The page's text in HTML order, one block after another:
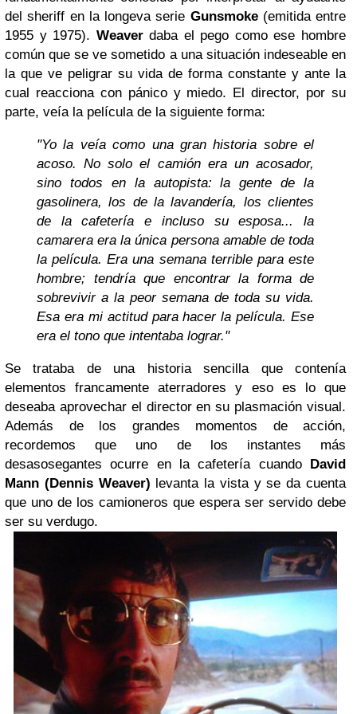
del sheriff en la longeva serie Gunsmoke(emitida entre
1955 y 1975). Weaverdaba el pego como ese hombre
común que se ve sometido a una situación indeseable en
la que ve peligrar su vida de forma constante y ante la
cual reacciona con pánico y miedo. El director, por su
parte, veía la película de la siguiente forma:
"Yo la veía como una gran historia sobre el
acoso. No solo el camión era un acosador,
sino todos en la autopista: la gente de la
gasolinera, los de la lavandería, los clientes
de la cafetería e incluso su esposa... la
camarera era la única persona amable de toda
la película. Era una semana terrible para este
hombre; tendría que encontrar la forma de
sobrevivir a la peor semana de toda su vida.
Esa era mi actitud para hacer la película. Ese
era el tono que intentaba lograr."
Se trataba de una historia sencilla que contenía
elementos francamente aterradores y eso es lo que
deseaba aprovechar el director en su plasmación visual.
Además de los grandes momentos de acción,
recordemos que uno de los instantes más
desasosegantes ocurre en la cafetería cuando David
Mann (Dennis Weaver) levanta la vista y se da cuenta
que uno de los camioneros que espera ser servido debe
ser su verdugo.